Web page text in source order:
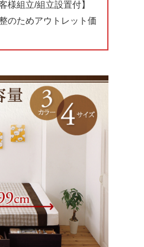
様組立/組立設置付】
のためアウトレット価